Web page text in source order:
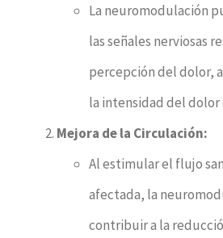
La neuromodulación
las señales nerviosas
percepción del dolor,
la intensidad del dolor
Mejora de la Circulación:
Al estimular el flujo
afectada, la
contribuir a la